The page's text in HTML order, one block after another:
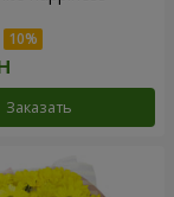
Заказать